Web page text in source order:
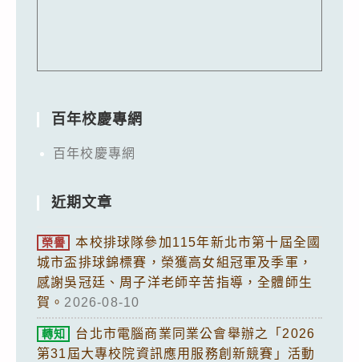
百年校慶專網
百年校慶專網
近期文章
榮譽
本校排球隊參加115年新北市第十屆全國
城市盃排球錦標賽，榮獲高女組冠軍及季軍，
感謝吳冠廷、周子洋老師辛苦指導，全體師生
賀。 2026-08-10
轉知
台北市電腦商業同業公會舉辦之「2026
第31屆大專校院資訊應用服務創新競賽」活動